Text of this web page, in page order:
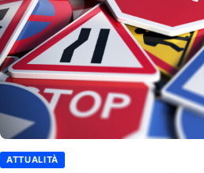
ATTUALITÀ